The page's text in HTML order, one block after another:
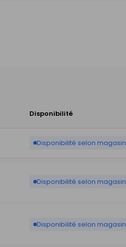
Disponibilité
Disponibilité selon magasin
Disponibilité selon magasin
Disponibilité selon magasin